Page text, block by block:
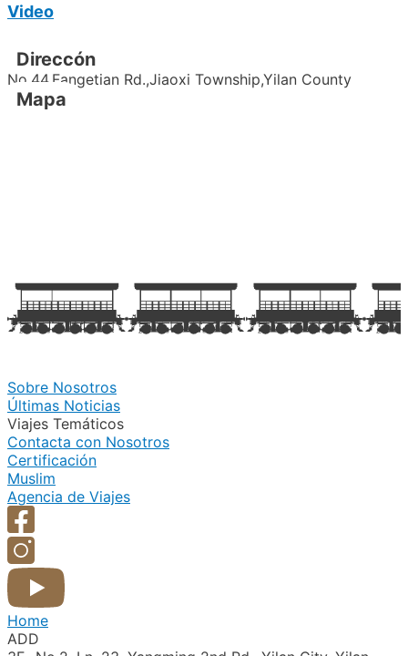
Video
Direccón
No.44,Fangetian Rd.,Jiaoxi Township,Yilan County
Mapa
Sobre Nosotros
Últimas Noticias
Viajes Temáticos
Contacta con Nosotros
Certificación
Muslim
Agencia de Viajes
Home
ADD